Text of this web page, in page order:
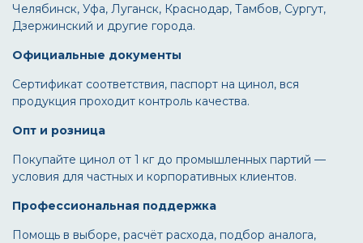
Челябинск, Уфа, Луганск, Краснодар, Тамбов, Сургут,
Дзержинский и другие города.
Официальные документы
Сертификат соответствия, паспорт на цинол, вся
продукция проходит контроль качества.
Опт и розница
Покупайте цинол от 1 кг до промышленных партий —
условия для частных и корпоративных клиентов.
Профессиональная поддержка
Помощь в выборе, расчёт расхода, подбор аналога,